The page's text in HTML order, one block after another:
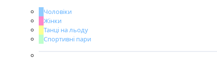
Чоловіки
Жінки
Танці на льоду
Спортивні пари